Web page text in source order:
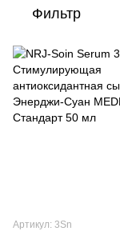
Фильтр
Артикул: 3Sn